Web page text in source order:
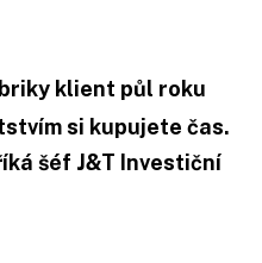
klient půl roku
si kupujete čas.
šéf J&T Investiční